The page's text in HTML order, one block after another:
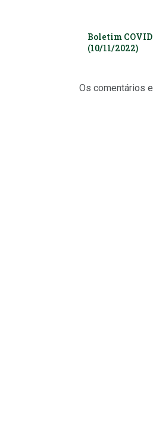
Boletim
(10/11/2022)
Os comentários